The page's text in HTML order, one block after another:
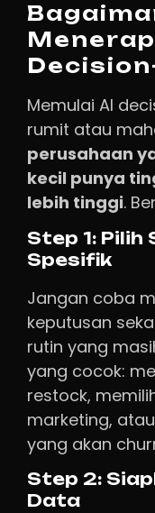
Memulai AI
rumit atau
perusahaan
kecil punya
lebih tinggi.
Step 1:
Spesifik
Jangan coba
keputusan
rutin yang
yang cocok:
restock,
marketing,
yang akan
Step 2:
Data